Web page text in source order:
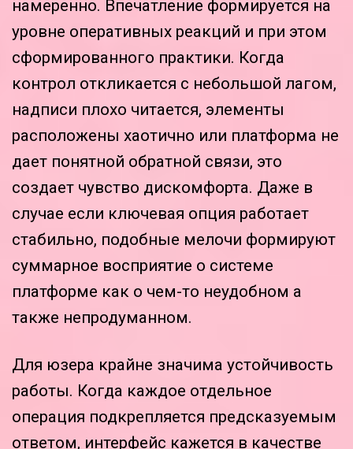
намеренно. Впечатление формируется на
уровне оперативных реакций и при этом
сформированного практики. Когда
контрол откликается с небольшой лагом,
надписи плохо читается, элементы
расположены хаотично или платформа не
дает понятной обратной связи, это
создает чувство дискомфорта. Даже в
случае если ключевая опция работает
стабильно, подобные мелочи формируют
суммарное восприятие о системе
платформе как о чем-то неудобном а
также непродуманном.
Для юзера крайне значима устойчивость
работы. Когда каждое отдельное
операция подкрепляется предсказуемым
ответом, интерфейс кажется в качестве